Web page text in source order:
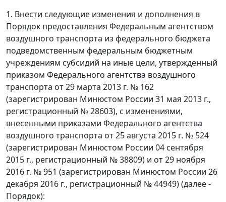
1. Внести следующие изменения и дополнения в
Порядок предоставления Федеральным агентством
воздушного транспорта из федерального бюджета
подведомственным федеральным бюджетным
учреждениям субсидий на иные цели, утвержденный
приказом Федерального агентства воздушного
транспорта от 29 марта 2013 г. № 162
(зарегистрирован Минюстом России 31 мая 2013 г.,
регистрационный № 28603), с изменениями,
внесенными приказами Федерального агентства
воздушного транспорта от 25 августа 2015 г. № 524
(зарегистрирован Минюстом России 04 сентября
2015 г., регистрационный № 38809) и от 29 ноября
2016 г. № 951 (зарегистрирован Минюстом России 26
декабря 2016 г., регистрационный № 44949) (далее -
Порядок):